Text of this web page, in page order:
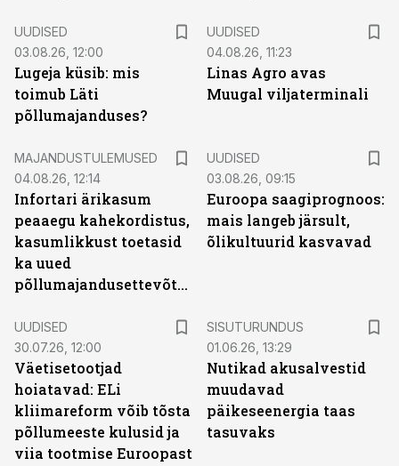
UUDISED
03.08.26, 12:00
Lugeja küsib: mis
toimub Läti
põllumajanduses?
UUDISED
04.08.26, 11:23
Linas Agro avas
Muugal viljaterminali
MAJANDUSTULEMUSED
04.08.26, 12:14
Infortari ärikasum
peaaegu kahekordistus,
kasumlikkust toetasid
ka uued
põllumajandusettevõtted
UUDISED
03.08.26, 09:15
Euroopa saagiprognoos:
mais langeb järsult,
õlikultuurid kasvavad
UUDISED
30.07.26, 12:00
Väetisetootjad
hoiatavad: ELi
kliimareform võib tõsta
põllumeeste kulusid ja
viia tootmise Euroopast
SISUTURUNDUS
01.06.26, 13:29
Nutikad akusalvestid
muudavad
päikeseenergia taas
tasuvaks